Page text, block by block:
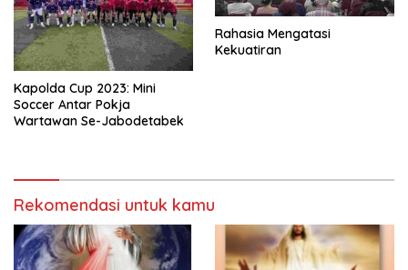
Kapolda Cup 2023: Mini
Soccer Antar Pokja
Wartawan Se-Jabodetabek
Rahasia Mengatasi
Kekuatiran
Rekomendasi untuk kamu